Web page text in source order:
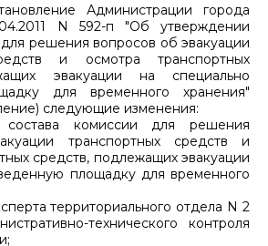
Администрации города
N 592-п "Об утверждении
решения вопросов об эвакуации
и осмотра транспортных
эвакуации на специально
для временного хранения"
следующие изменения:
комиссии для решения
транспортных средств и
средств, подлежащих эвакуации
площадку для временного
территориального отдела N 2
технического контроля